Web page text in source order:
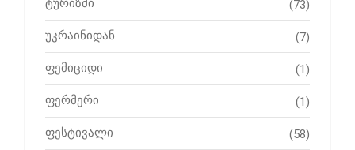
ტურიზმი (73)
უკრაინიდან (7)
ფემიციდი (1)
ფერმერი (1)
ფესტივალი (58)